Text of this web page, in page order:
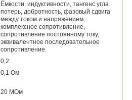
Ёмкости, индуктивности, тангенс угла
потерь, добротность, фазовый сдвига
между током и напряжением,
комплексное сопротивление,
сопротивление постоянному току,
эквивалентное последовательное
сопротивление
0,2
0,1 Ом
20 МОм